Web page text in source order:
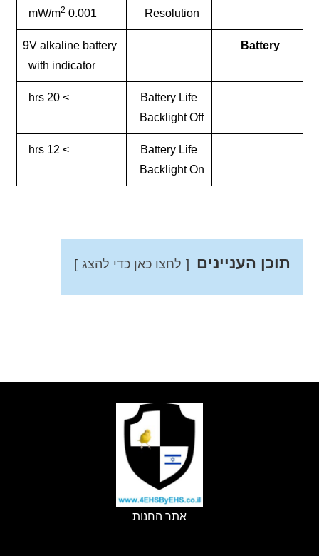
Resolution
Battery
9V alkaline battery
with indicator
Battery Life
Backlight Off
Battery Life
Backlight On
העניינים לחצו כאן כדי להצג
אתר החנות